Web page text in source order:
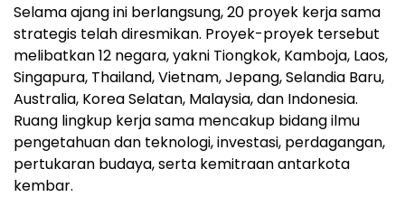
Selama ajang ini berlangsung, 20 proyek kerja sama
strategis telah diresmikan. Proyek-proyek tersebut
melibatkan 12 negara, yakni Tiongkok, Kamboja, Laos,
Singapura, Thailand, Vietnam, Jepang, Selandia Baru,
Australia, Korea Selatan, Malaysia, dan Indonesia.
Ruang lingkup kerja sama mencakup bidang ilmu
pengetahuan dan teknologi, investasi, perdagangan,
pertukaran budaya, serta kemitraan antarkota
kembar.